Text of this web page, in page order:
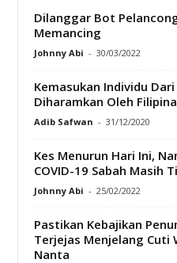
Dilanggar Bot
Memancing
Johnny Abi - 30/03/2022
Kemasukan Individu
Diharamkan Oleh Filipina
Adib Safwan - 31/12/2020
Kes Menurun Hari Ini,
COVID-19 Sabah Masih
Johnny Abi - 25/02/2022
Pastikan Kebajikan
Terjejas Menjelang Cuti
Nanta